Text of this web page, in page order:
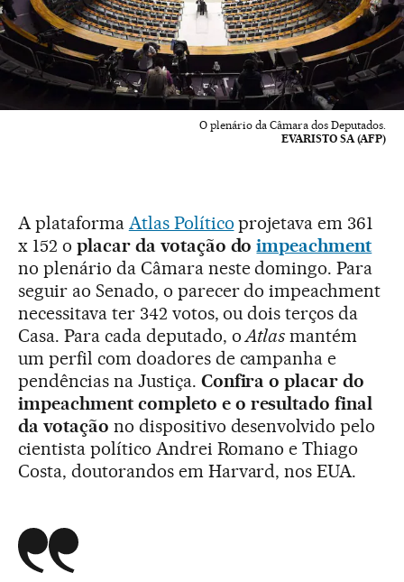
O plenário da Câmara dos Deputados.
EVARISTO SA (AFP)
A plataforma Atlas Político projetava em 361
x 152 o placar da votação doimpeachment
no plenário da Câmara neste domingo. Para
seguir ao Senado, o parecer do impeachment
necessitava ter 342 votos, ou dois terços da
Casa. Para cada deputado, oAtlas mantém
um perfil com doadores de campanha e
pendências na Justiça. Confira o placar do
impeachment completo e o resultado final
da votação no dispositivo desenvolvido pelo
cientista político Andrei Romano e Thiago
Costa, doutorandos em Harvard, nos EUA.